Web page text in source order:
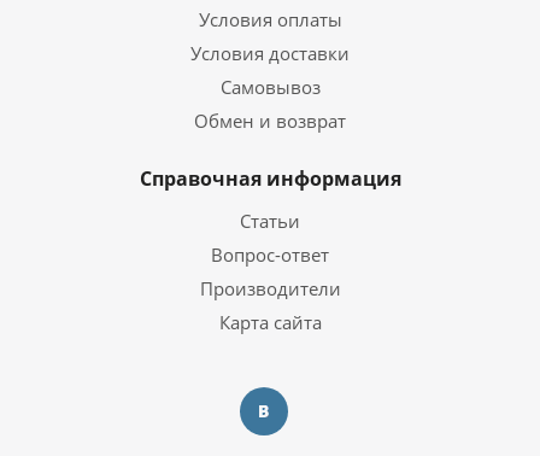
Условия оплаты
Условия доставки
Самовывоз
Обмен и возврат
Справочная информация
Статьи
Вопрос-ответ
Производители
Карта сайта